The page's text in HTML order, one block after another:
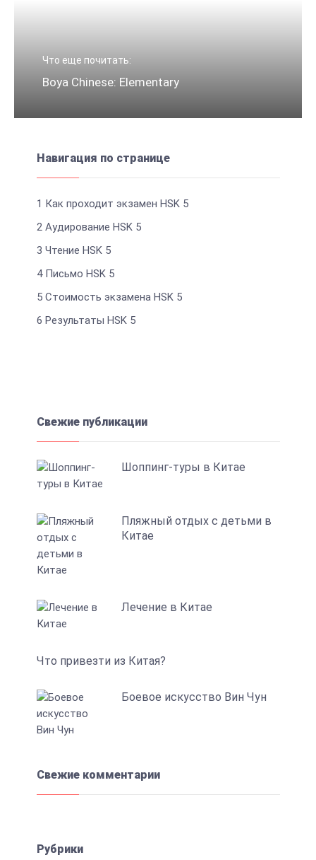
Что еще почитать:
Boya Chinese: Elementary
Навигация по странице
1 Как проходит экзамен HSK 5
2Аудирование HSK 5
3 Чтение HSK 5
4Письмо HSK 5
5Стоимость экзамена HSK 5
6 Результаты HSK 5
Свежие публикации
Шоппинг-туры в Китае
Пляжный отдых с детьми в
Китае
Лечение в Китае
Что привезти из Китая?
Боевое искусство Вин Чун
Свежие комментарии
Рубрики